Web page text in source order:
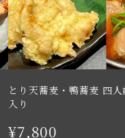
とり天蕎麦・鴨蕎麦 四
入り
¥7,800